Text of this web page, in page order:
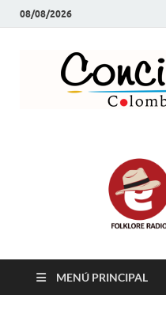
08/08/2026
MENÚ PRINCIPAL